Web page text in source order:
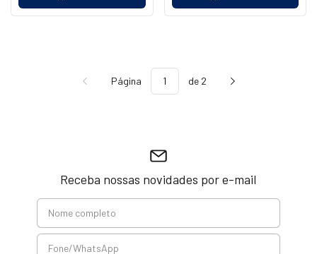
Página de 2
Receba nossas novidades por e-mail